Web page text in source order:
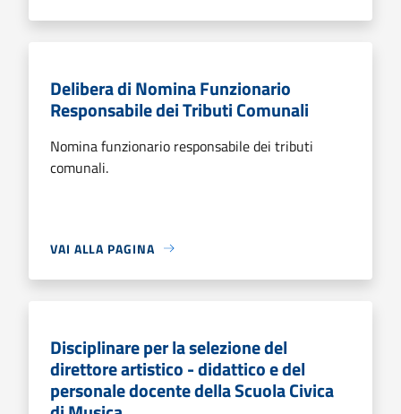
Delibera di Nomina Funzionario
Responsabile dei Tributi Comunali
Nomina funzionario responsabile dei tributi
comunali.
VAI ALLA PAGINA
Disciplinare per la selezione del
direttore artistico - didattico e del
personale docente della Scuola Civica